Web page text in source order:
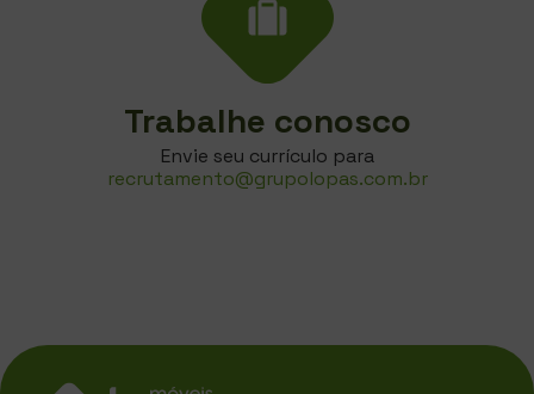
Trabalhe conosco
Envie seu currículo para
recrutamento@grupolopas.com.br